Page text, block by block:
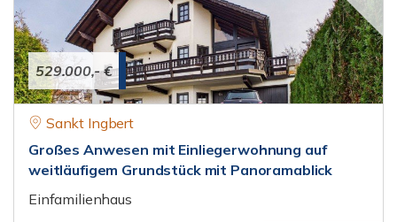
529.000,- €
Sankt Ingbert
Großes Anwesen mit Einliegerwohnung auf
weitläufigem Grundstück mit Panoramablick
Einfamilienhaus